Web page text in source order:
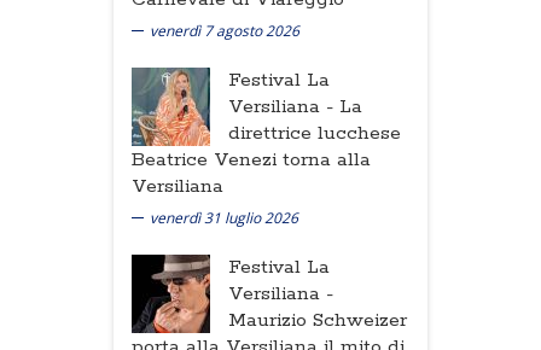
venerdì 7 agosto 2026
Festival La
Versiliana - La
direttrice lucchese
Beatrice Venezi torna alla
Versiliana
venerdì 31 luglio 2026
Festival La
Versiliana -
Maurizio Schweizer